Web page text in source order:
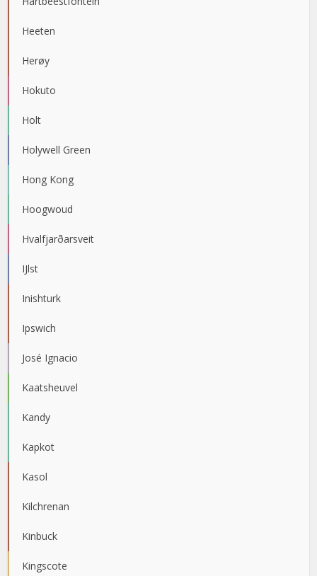
Heeten
Herøy
Hokuto
Holt
Holywell Green
Hong Kong
Hoogwoud
Hvalfjarðarsveit
IJlst
Inishturk
Ipswich
José Ignacio
Kaatsheuvel
Kandy
Kapkot
Kasol
Kilchrenan
Kinbuck
Kingscote